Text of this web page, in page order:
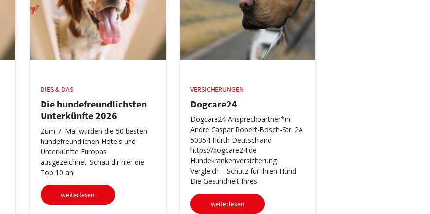
DIES & DAS
Die hundefreundlichsten
Unterkünfte 2026
Zum 7. Mal wurden die 50 besten
hundefreundlichen Hotels und
Unterkünfte Europas
ausgezeichnet. Schau dir hier die
Top 10 an!
weiterlesen
VERSICHERUNGEN
Dogcare24
Dogcare24 Ansprechpartner*in:
Andre Caspar Robert-Bosch-Str. 2A
50354 Hürth Deutschland
https://dogcare24.de
Hundekrankenversicherung
Vergleich – Schutz für Ihren Hund
Die Gesundheit Ihres.
weiterlesen